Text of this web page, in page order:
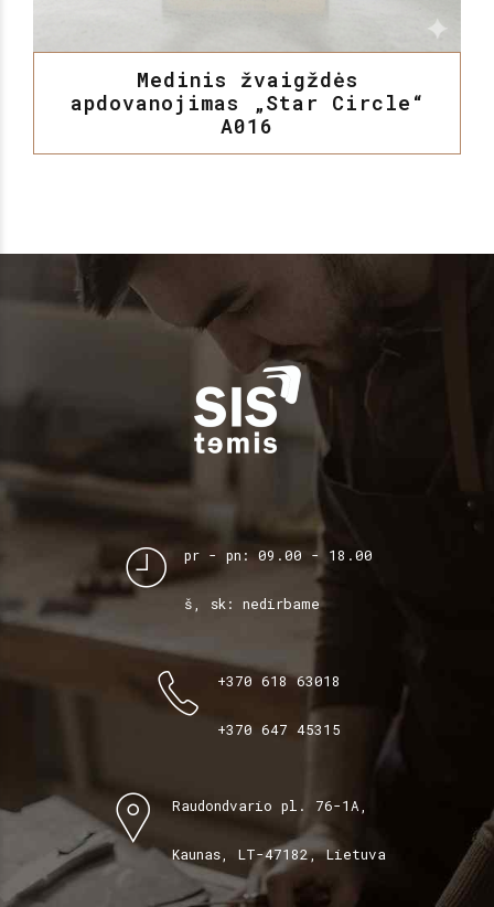
Medinis žvaigždės
apdovanojimas „Star Circle“
A016
pr - pn: 09.00 - 18.00
š, sk: nedirbame
+370 618 63018
+370 647 45315
Raudondvario pl. 76-1A,
Kaunas, LT-47182, Lietuva